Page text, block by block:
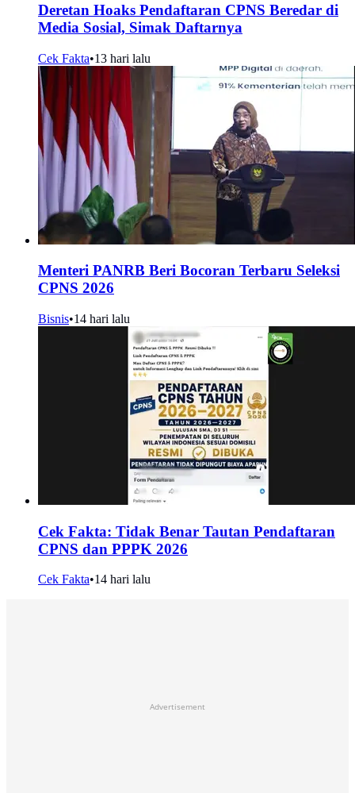
Deretan Hoaks Pendaftaran CPNS Beredar di
Media Sosial, Simak Daftarnya
Cek Fakta•13 hari lalu
Menteri PANRB Beri Bocoran Terbaru Seleksi
CPNS 2026
Bisnis•14 hari lalu
Cek Fakta: Tidak Benar Tautan Pendaftaran
CPNS dan PPPK 2026
Cek Fakta•14 hari lalu
Advertisement